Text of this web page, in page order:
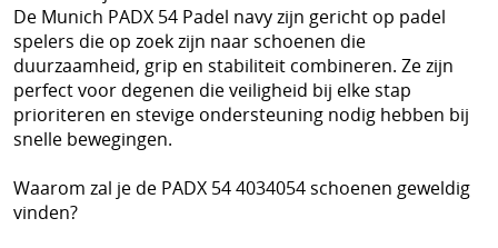
De Munich PADX 54 Padel navy zijn gericht op padel
spelers die op zoek zijn naar schoenen die
duurzaamheid, grip en stabiliteit combineren. Ze zijn
perfect voor degenen die veiligheid bij elke stap
prioriteren en stevige ondersteuning nodig hebben bij
snelle bewegingen.
Waarom zal je de PADX 54 4034054 schoenen geweldig
vinden?